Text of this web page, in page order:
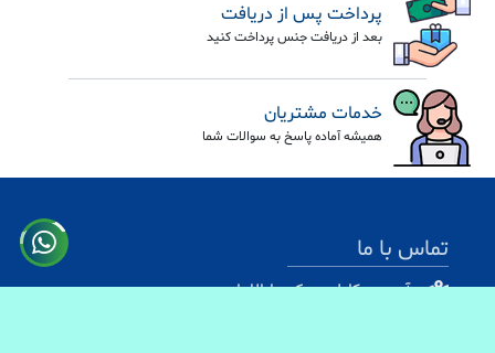
پرداخت پس از دریافت
بعد از دریافت جنس پرداخت کنید
خدمات مشتریان
همیشه آماده پاسخ به سوالات شما
تماس با ما
آدرس: کابل سرک دارالامان